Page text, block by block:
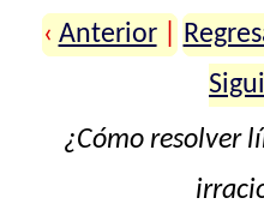
‹ Anterior
¿Cómo resolver